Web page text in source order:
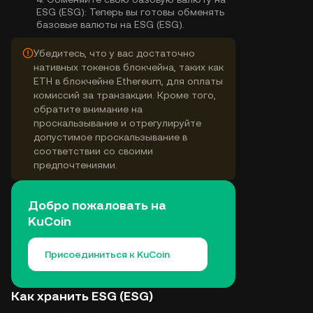
ESG (ESG): Теперь вы готовы обменять
базовые валюты на ESG (ESG).
Убедитесь, что у вас достаточно
нативных токенов блокчейна, таких как
ETH в блокчейне Ethereum, для оплаты
комиссий за транзакции. Кроме того,
обратите внимание на
проскальзывание и отрегулируйте
допустимое проскальзывание в
соответствии со своими
предпочтениями.
Добро пожаловать на
KuCoin
Присоединиться к KuCoin
Как хранить ESG (ESG)